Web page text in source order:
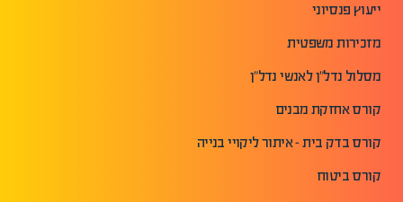
ייעוץ פנסיוני
מזכירות משפטית
מסלול נדל"ן לאנשי נדל"ן
קורס אחזקת מבנים
קורס בדק בית - איתור ליקויי בנייה
קורס ביטוח